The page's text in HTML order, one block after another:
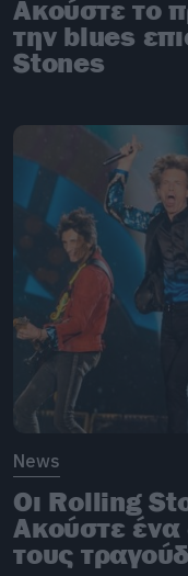
Ακούστε το
την blues
Stones
News
Οι Rolling
Ακούστε ένα
τους